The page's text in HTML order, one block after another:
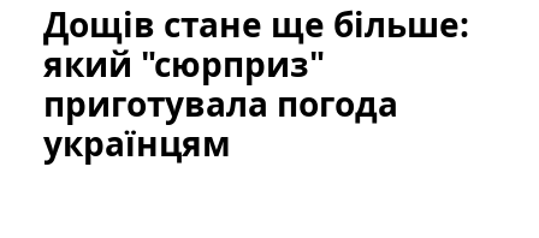
Дощів стане ще більше:
який "сюрприз"
приготувала погода
українцям